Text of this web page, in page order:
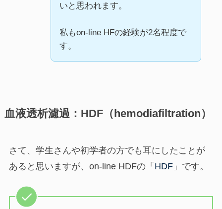
いと思われます。
私もon-line HFの経験が2名程度で
す。
血液透析濾過：HDF（hemodiafiltration）
さて、学生さんや初学者の方でも耳にしたことが
あると思いますが、on-line HDFの「 HDF」です。